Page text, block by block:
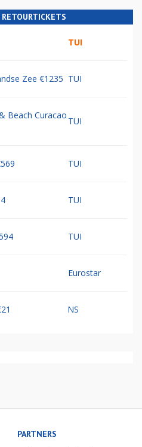
TUI
Zee €1235 TUI
Beach Curacao
TUI
TUI
TUI
TUI
Eurostar
NS
PARTNERS